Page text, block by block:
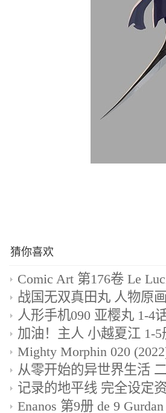
猜你喜欢
人形手机090 亚樱丸 1-4
记录的地平线 完全设定